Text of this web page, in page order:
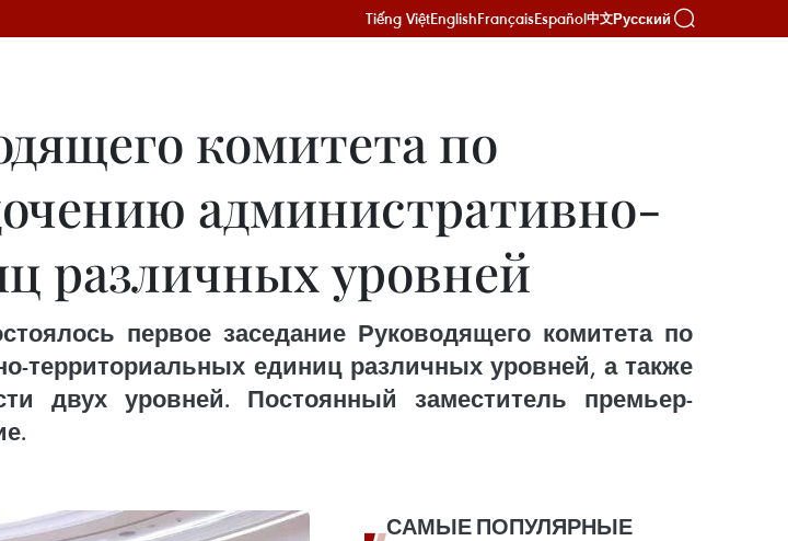
Tiếng ViệtEnglishFrançaisEspañol中文Русский
комитета по
административно-
различных уровней
первое заседание Руководящего комитета по
территориальных единиц различных уровней, а также
двух уровней. Постоянный заместитель премьер-
САМЫЕ ПОПУЛЯРНЫЕ